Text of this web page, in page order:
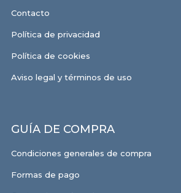
Contacto
Política de privacidad
Política de cookies
Aviso legal y términos de uso
GUÍA DE COMPRA
Condiciones generales de compra
Formas de pago